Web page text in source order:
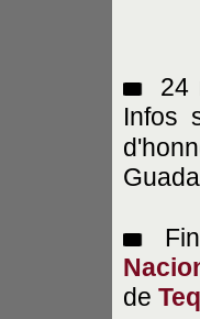
24
Infos
de